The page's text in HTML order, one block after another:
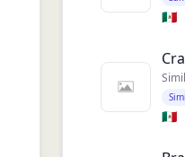
🇲🇽
🇲🇽